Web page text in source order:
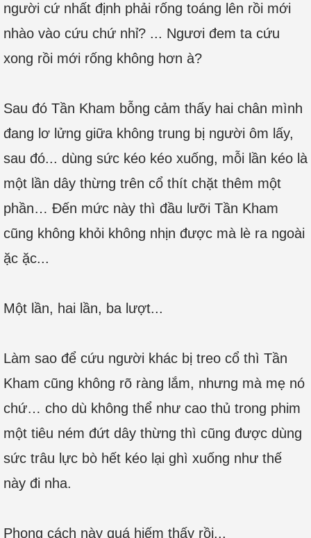
người cứ nhất định phải rống toáng lên rồi mới
nhào vào cứu chứ nhỉ? ... Ngươi đem ta cứu
xong rồi mới rống không hơn à?
Sau đó Tần Kham bỗng cảm thấy hai chân mình
đang lơ lửng giữa không trung bị người ôm lấy,
sau đó... dùng sức kéo kéo xuống, mỗi lần kéo là
một lần dây thừng trên cổ thít chặt thêm một
phần… Đến mức này thì đầu lưỡi Tần Kham
cũng không khỏi không nhịn được mà lè ra ngoài
ặc ặc...
Một lần, hai lần, ba lượt...
Làm sao để cứu người khác bị treo cổ thì Tần
Kham cũng không rõ ràng lắm, nhưng mà mẹ nó
chứ… cho dù không thể như cao thủ trong phim
một tiêu ném đứt dây thừng thì cũng được dùng
sức trâu lực bò hết kéo lại ghì xuống như thế
này đi nha.
Phong cách này quá hiếm thấy rồi...